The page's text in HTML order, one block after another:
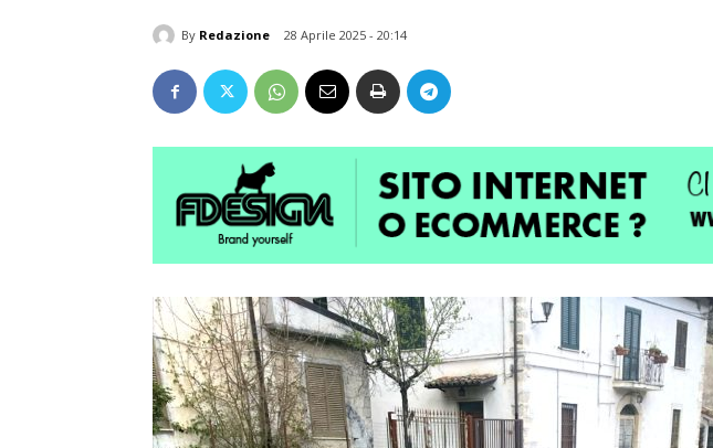
By Redazione 28 Aprile 2025 - 20:14